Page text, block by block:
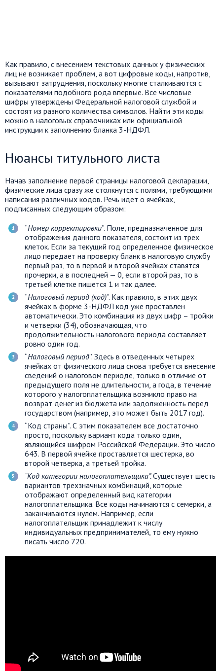
Как правило, с внесением текстовых данных у физических
лиц не возникает проблем, а вот цифровые коды, напротив,
вызывают затруднения, поскольку многие сталкиваются с
показателями подобного рода впервые. Все числовые
шифры утверждены Федеральной налоговой службой и
состоят из разного количества символов. Найти эти коды
можно в налоговых справочниках или официальной
инструкции к заполнению бланка 3-НДФЛ.
Нюансы титульного листа
Начав заполнение первой страницы налоговой декларации,
физические лица сразу же столкнутся с полями, требующими
написания различных кодов. Речь идет о ячейках,
подписанных следующим образом:
“Номер корректировки”. Поле, предназначенное для
отображения данного показателя, состоит из трех
клеток. Если за текущий год определенное физическое
лицо передает на проверку бланк в налоговую службу
первый раз, то в первой и второй ячейках ставятся
прочерки, а в последней — 0, если второй раз, то в
третьей клетке пишется 1 и так далее.
“Налоговый период (код)”. Как правило, в этих двух
ячейках в форме 3-НДФЛ код уже проставлен
автоматически. Это комбинация из двух цифр – тройки
и четверки (34), обозначающая, что
продолжительность налогового периода составляет
ровно один год.
“Налоговый период”. Здесь в отведенных четырех
ячейках от физического лица снова требуется внесение
сведений о налоговом периоде, только в отличие от
предыдущего поля не длительности, а года, в течение
которого у налогоплательщика возникло право на
возврат денег из бюджета или задолженность перед
государством (например, это может быть 2017 год).
“Код страны”. С этим показателем все достаточно
просто, поскольку вариант кода только один,
являющийся шифром Российской Федерации. Это число
643. В первой ячейке проставляется шестерка, во
второй четверка, а третьей тройка.
“Код категории налогоплательщика”.Существует шесть
вариантов трехзначных комбинаций, которые
отображают определенный вид категории
налогоплательщика. Все коды начинаются с семерки, а
заканчиваются нулем. Например, если
налогоплательщик принадлежит к числу
индивидуальных предпринимателей, то ему нужно
писать число 720.